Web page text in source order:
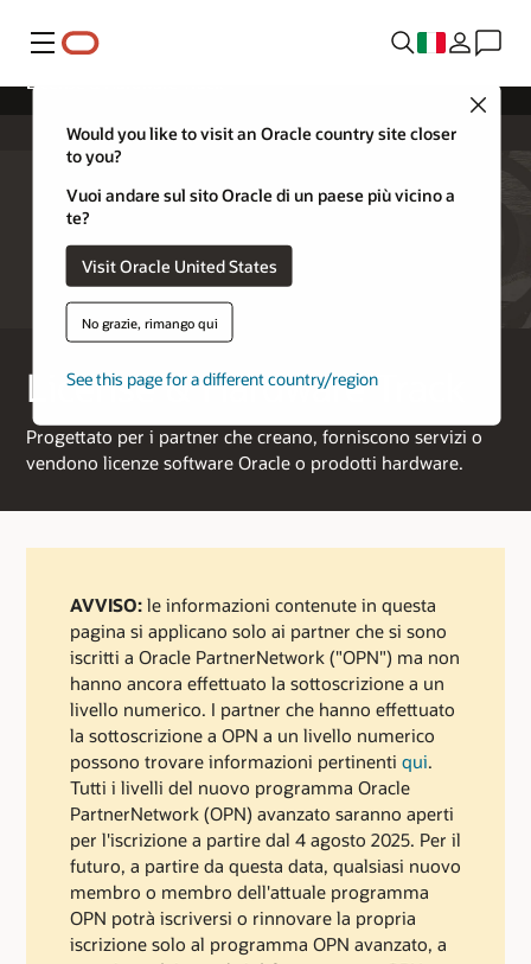
Menu
Would you like to visit an Oracle country site closer
to you?
Vuoi andare sul sito Oracle di un paese più vicino a
te?
Visit Oracle United States
No grazie, rimango qui
See this page for a different country/region
License & Hardware Track
Progettato per i partner che creano, forniscono servizi o
vendono licenze software Oracle o prodotti hardware.
License & Hardware Track
AVVISO: le informazioni contenute in questa
pagina si applicano solo ai partner che si sono
iscritti a Oracle PartnerNetwork ("OPN") ma non
hanno ancora effettuato la sottoscrizione a un
livello numerico. I partner che hanno effettuato
la sottoscrizione a OPN a un livello numerico
possono trovare informazioni pertinenti qui.
Tutti i livelli del nuovo programma Oracle
PartnerNetwork (OPN) avanzato saranno aperti
per l'iscrizione a partire dal 4 agosto 2025. Per il
futuro, a partire da questa data, qualsiasi nuovo
membro o membro dell'attuale programma
OPN potrà iscriversi o rinnovare la propria
iscrizione solo al programma OPN avanzato, a